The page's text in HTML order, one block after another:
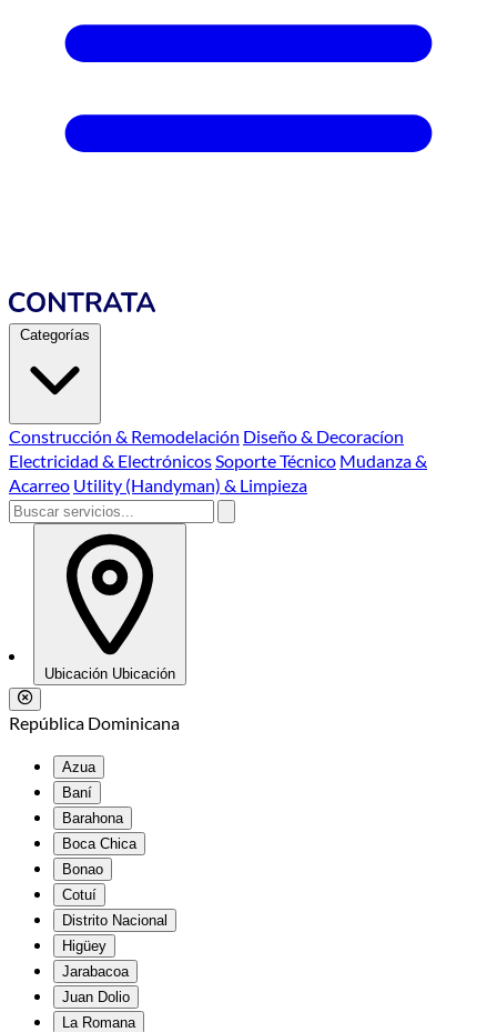
Categorías
Construcción & Remodelación Diseño & Decoracíon
Electricidad & ElectrónicosSoporte Técnico Mudanza &
Acarreo Utility (Handyman) & Limpieza
Ubicación Ubicación
República Dominicana
Azua
Baní
Barahona
Boca Chica
Bonao
Cotuí
Distrito Nacional
Higüey
Jarabacoa
Juan Dolio
La Romana